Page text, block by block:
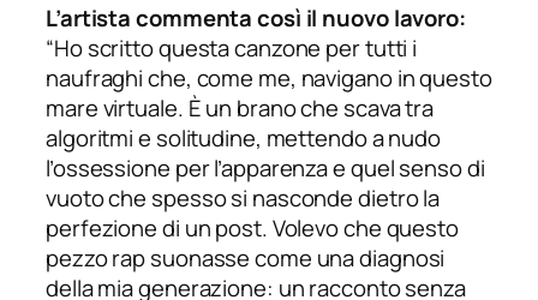
L’artista commenta così il nuovo lavoro:
“Ho scritto questa canzone per tutti i
naufraghi che, come me, navigano in questo
mare virtuale. È un brano che scava tra
algoritmi e solitudine, mettendo a nudo
l’ossessione per l’apparenza e quel senso di
vuoto che spesso si nasconde dietro la
perfezione di un post. Volevo che questo
pezzo rap suonasse come una diagnosi
della mia generazione: un racconto senza